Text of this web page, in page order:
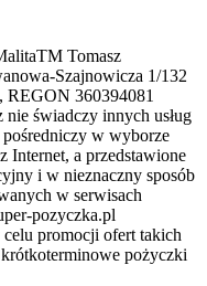
Tomasz
Szajnowicza 1/132
REGON 360394081
nie świadczy innych usług
w wyborze
Internet, a przedstawione
i w nieznaczny sposób
w serwisach
pozyczka.pl
promocji ofert takich
pożyczki